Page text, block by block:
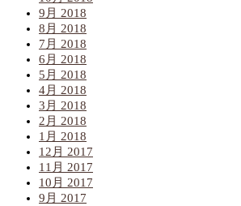
9月 2018
8月 2018
7月 2018
6月 2018
5月 2018
4月 2018
3月 2018
2月 2018
1月 2018
12月 2017
11月 2017
10月 2017
9月 2017